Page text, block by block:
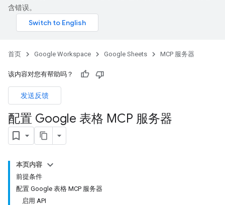
含错误。
首页 Google Workspace Google Sheets MCP 服务器
该内容对您有帮助吗？
发送反馈
配置 Google 表格 MCP 服务器
本页内容
前提条件
配置 Google 表格 MCP 服务器
启用 API